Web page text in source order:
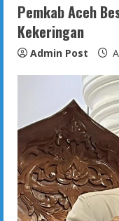
Pemkab Aceh
Kekeringan
Admin Post